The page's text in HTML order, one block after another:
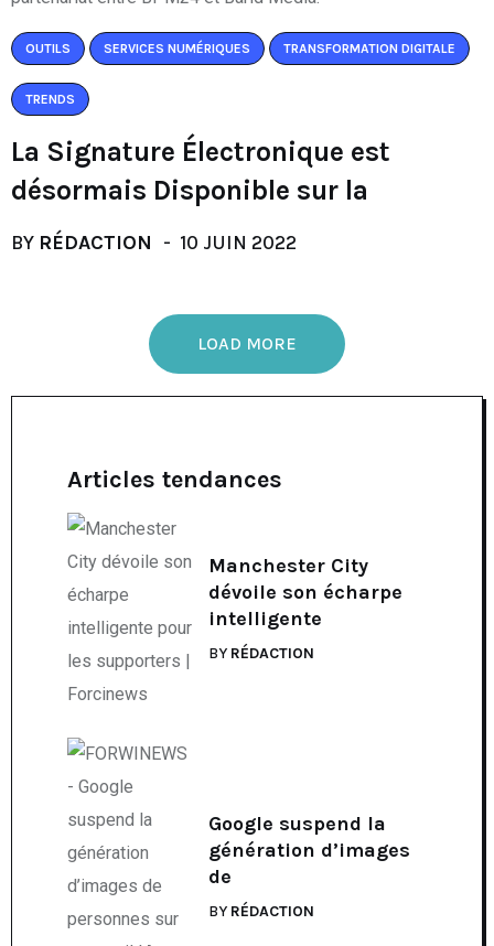
OUTILS SERVICES NUMÉRIQUES TRANSFORMATION DIGITALE
TRENDS
La Signature Électronique est
désormais Disponible sur la
BY RÉDACTION 10 JUIN 2022
LOAD MORE
Articles tendances
Manchester City
dévoile son écharpe
intelligente
BY RÉDACTION
Google suspend la
génération d’images
de
BY RÉDACTION